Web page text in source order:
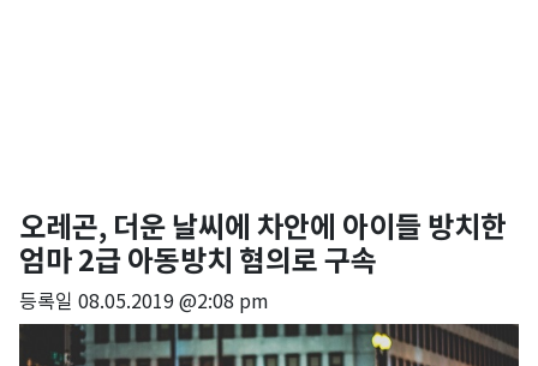
오레곤, 더운 날씨에 차안에 아이들 방치한
엄마 2급 아동방치 혐의로 구속
등록일 08.05.2019 @2:08 pm